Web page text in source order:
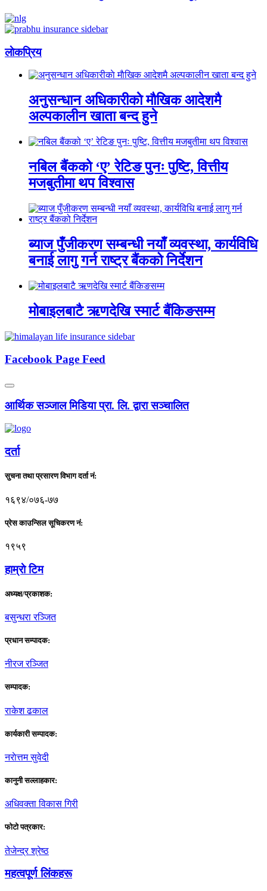
लाेकप्रिय
अनुसन्धान अधिकारीकाे माैखिक आदेशमै
अल्पकालीन खाता बन्द हुने
नबिल बैंकको ‘ए’ रेटिङ पुनः पुष्टि, वित्तीय
मजबुतीमा थप विश्वास
ब्याज पुँजीकरण सम्बन्धी नयाँ व्यवस्था, कार्यविधि
बनाई लागु गर्न राष्ट्र बैंकको निर्देशन
मोबाइलबाटै ऋणदेखि स्मार्ट बैंकिङसम्म
Facebook Page Feed
आर्थिक सञ्जाल मिडिया प्रा. लि. द्वारा सञ्चालित
दर्ता
सुचना तथा प्रसारण विभाग दर्ता नं:
१६९४/०७६-७७
प्रेस काउन्सिल सूचिकरण नं:
१९५९
हाम्राे टिम
अध्यक्ष/प्रकाशक:
बसुन्धरा रञ्जित
प्रधान सम्पादक:
नीरज रञ्जित
सम्पादक:
राकेश ढकाल
कार्यकारी सम्पादक:
नराेत्तम सुवेदी
कानुनी सल्लाहकार:
अधिवक्ता विकास गिरी
फाेटाे पत्रकार:
तेजेन्द्र श्रेष्ठ
महत्वपूर्ण लिंकहरू